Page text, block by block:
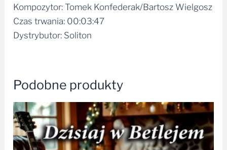
Kompozytor: Tomek Konfederak/Bartosz Wielgosz
Czas trwania: 00:03:47
Dystrybutor: Soliton
Podobne produkty